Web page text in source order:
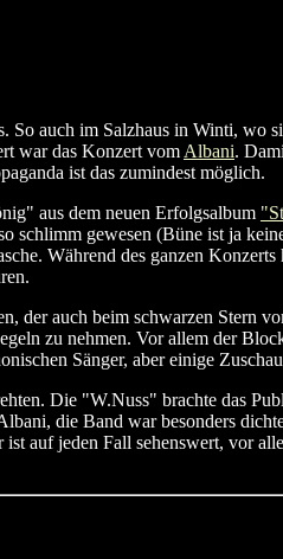
So auch im Salzhaus in Winti, wo
war das Konzert vom Albani.
ist das zumindest möglich.
aus dem neuen Erfolgsalbum
schlimm gewesen (Büne ist ja
Während des ganzen Konzerts
der auch beim schwarzen Stern
zu nehmen. Vor allem der
Sänger, aber einige
Die "W.Nuss" brachte das
die Band war besonders
auf jeden Fall sehenswert, vor